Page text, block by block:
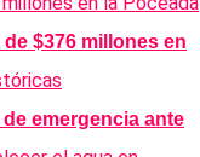
$376 millones en
emergencia ante